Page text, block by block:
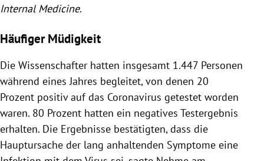
Internal Medicine.
Häufiger Müdigkeit
Die Wissenschafter hatten insgesamt 1.447 Personen
während eines Jahres begleitet, von denen 20
Prozent positiv auf das Coronavirus getestet worden
waren. 80 Prozent hatten ein negatives Testergebnis
erhalten. Die Ergebnisse bestätigten, dass die
Hauptursache der lang anhaltenden Symptome eine